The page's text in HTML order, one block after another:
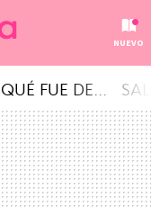
NUEVO
QUÉ FUE DE...